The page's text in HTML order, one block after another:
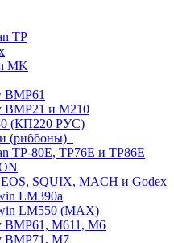
TP
MK
BMP61
BMP21 и M210
(КП220 РУС)
(риббоны)
TP-80E, TP76E и TP86E
SQUIX, MACH и Godex
LM390a
LM550 (MAX)
BMP61, M611, M6
BMP71, M7